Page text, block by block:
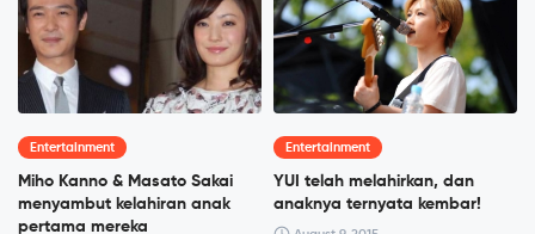
Entertainment
Miho Kanno & Masato Sakai
menyambut kelahiran anak
pertama mereka
Entertainment
YUI telah melahirkan, dan
anaknya ternyata kembar!